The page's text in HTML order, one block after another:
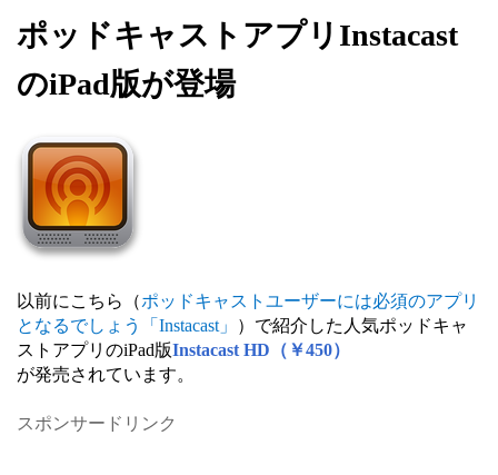
ポッドキャストアプリInstacast
のiPad版が登場
以前にこちら（ポッドキャストユーザーには必須のアプリ
となるでしょう「Instacast」
）で紹介した人気ポッドキャ
ストアプリのiPad版Instacast HD（￥450）
が発売されています。
スポンサードリンク